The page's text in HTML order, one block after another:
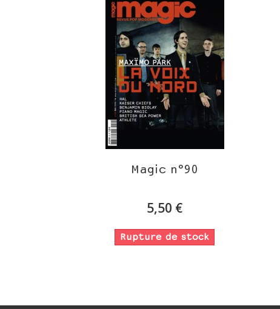
Magic n°90
5,50 €
Rupture de stock